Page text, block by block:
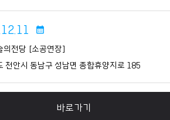
calendar_month
의전당 [소공연장]
천안시 동남구 성남면 종합휴양지로 185
바로가기